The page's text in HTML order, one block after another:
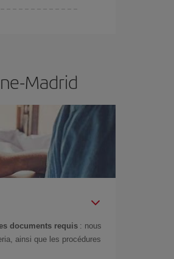
Madrid
documents requis : nous
ainsi que les procédures